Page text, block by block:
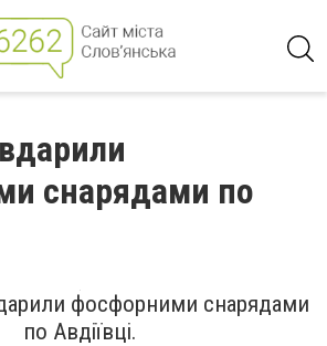
снарядами по
фосфорними снарядами
по Авдіївці.